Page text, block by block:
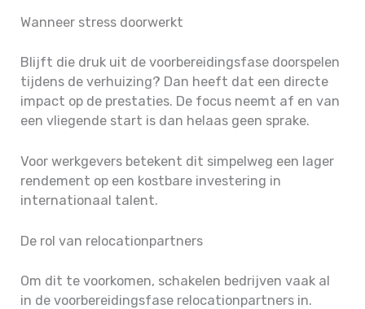
Wanneer stress doorwerkt
Blijft die druk uit de voorbereidingsfase doorspelen
tijdens de verhuizing? Dan heeft dat een directe
impact op de prestaties. De focus neemt af en van
een vliegende start is dan helaas geen sprake.
Voor werkgevers betekent dit simpelweg een lager
rendement op een kostbare investering in
internationaal talent.
De rol van relocationpartners
Om dit te voorkomen, schakelen bedrijven vaak al
in de voorbereidingsfase relocationpartners in.